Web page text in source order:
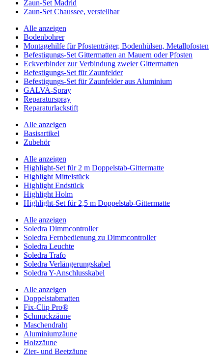
Zaun-Set Madrid
Zaun-Set Chaussee, verstellbar
Alle anzeigen
Bodenbohrer
Montagehilfe für Pfostenträger, Bodenhülsen, Metallpfosten
Befestigungs-Set Gittermatten an Mauern oder Pfosten
Eckverbinder zur Verbindung zweier Gittermatten
Befestigungs-Set für Zaunfelder
Befestigungs-Set für Zaunfelder aus Aluminium
GALVA-Spray
Reparaturspray
Reparaturlackstift
Alle anzeigen
Basisartikel
Zubehör
Alle anzeigen
Highlight-Set für 2 m Doppelstab-Gittermatte
Highlight Mittelstück
Highlight Endstück
Highlight Holm
Highlight-Set für 2,5 m Doppelstab-Gittermatte
Alle anzeigen
Soledra Dimmcontroller
Soledra Fernbedienung zu Dimmcontroller
Soledra Leuchte
Soledra Trafo
Soledra Verlängerungskabel
Soledra Y-Anschlusskabel
Alle anzeigen
Doppelstabmatten
Fix-Clip Pro®
Schmuckzäune
Maschendraht
Aluminiumzäune
Holzzäune
Zier- und Beetzäune